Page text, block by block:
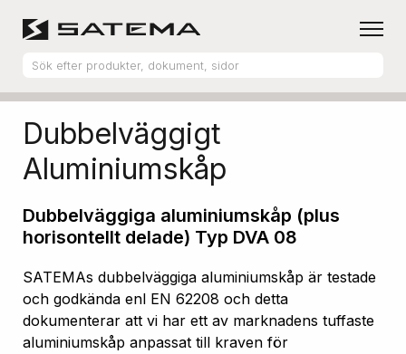
Produktsortiment Aluminiumskåp
Dubbelväggigt
Aluminiumskåp
Dubbelväggiga aluminiumskåp (plus
horisontellt delade) Typ DVA 08
SATEMAs dubbelväggiga aluminiumskåp är testade
och godkända enl EN 62208 och detta
dokumenterar att vi har ett av marknadens tuffaste
aluminiumskåp anpassat till kraven för